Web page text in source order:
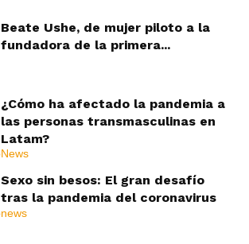
Beate Ushe, de mujer piloto a la
fundadora de la primera...
¿Cómo ha afectado la pandemia a
las personas transmasculinas en
Latam?
Sexo sin besos: El gran desafío
tras la pandemia del coronavirus